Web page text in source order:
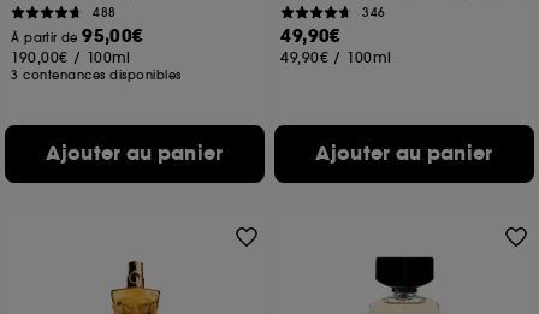
488
À partir de95,00€
190,00€ / 100ml
3 contenances disponibles
Ajouter au panier
346
49,90€
49,90€ / 100ml
Ajouter au panier